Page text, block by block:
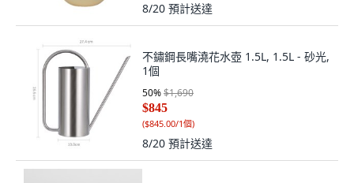
8/20 預計送達
不鏽鋼長嘴澆花水壺 1.5L, 1.5L - 砂光,
1個
50%$1,690
$845
($845.00/1個)
8/20 預計送達